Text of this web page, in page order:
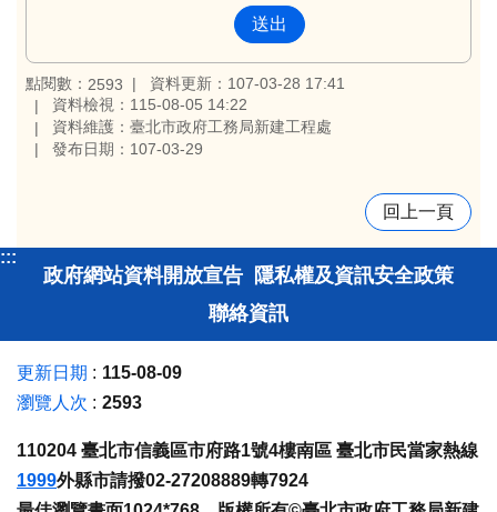
點閱數： 2593
資料更新：107-03-28 17:41
資料檢視：115-08-05 14:22
資料維護：臺北市政府工務局新建工程處
發布日期：107-03-29
回上一頁
:::
政府網站資料開放宣告 隱私權及資訊安全政策
聯絡資訊
更新日期
115-08-09
瀏覽人次
2593
110204 臺北市信義區市府路1號4樓南區 臺北市民當家熱線
1999外縣市請撥02-27208889轉7924